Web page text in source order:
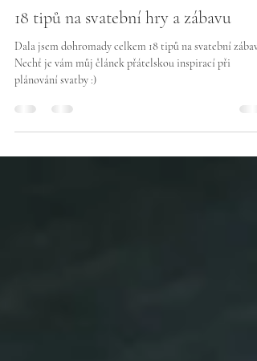
Fotografka Eliška Kottová
18. 2. 2025
Minut čtení: 7
18 tipů na svatební hry a zábavu
Dala jsem dohromady celkem 18 tipů na svatební
plánování svatby :)